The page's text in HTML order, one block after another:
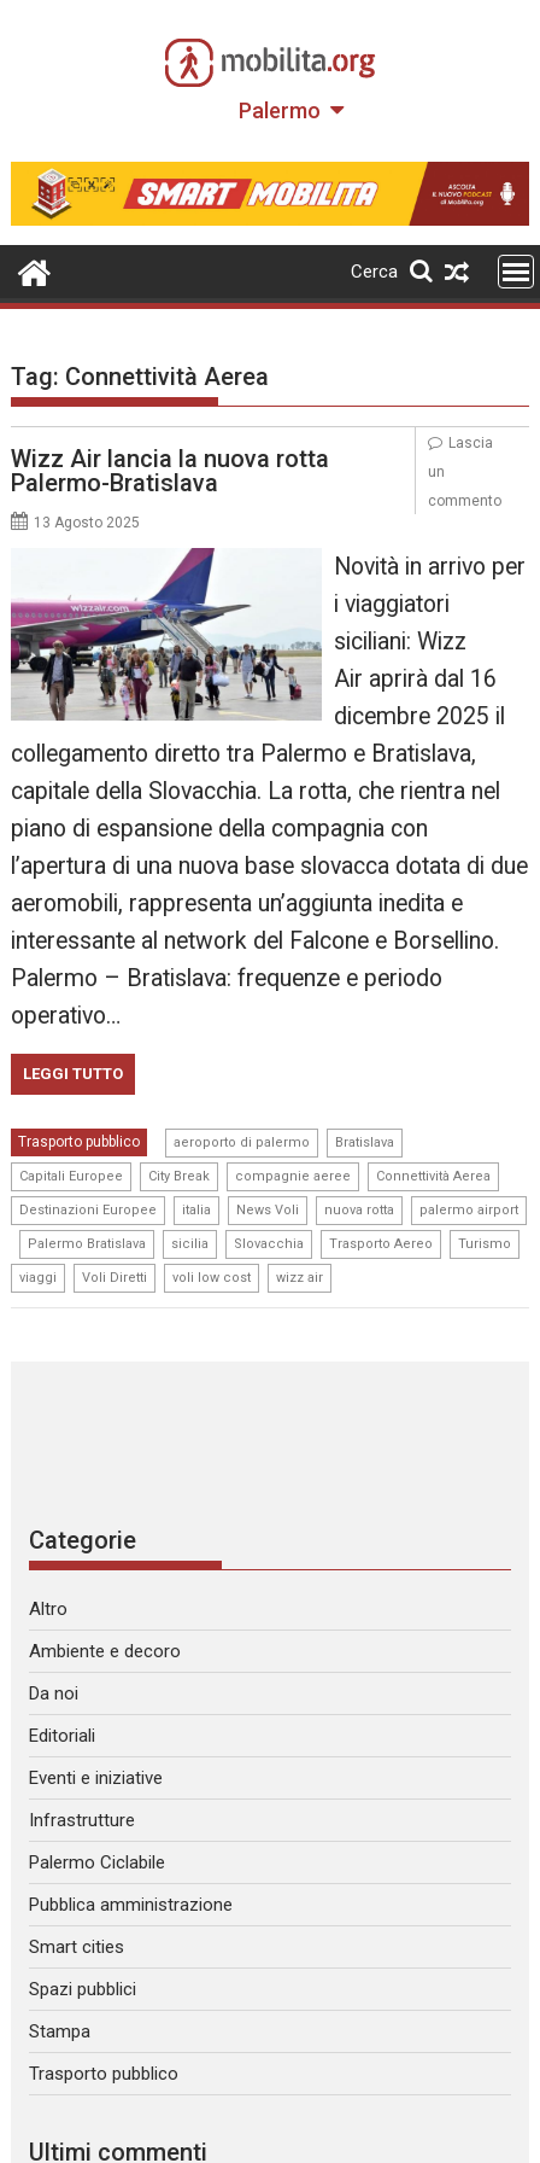
Palermo
Cerca
Tag: Connettività Aerea
Wizz Air lancia la nuova rotta
Palermo-Bratislava
13 Agosto 2025
Novità in arrivo per
i viaggiatori
siciliani: Wizz
Air aprirà dal 16
dicembre 2025 il
collegamento diretto tra Palermo e Bratislava,
capitale della Slovacchia. La rotta, che rientra nel
piano di espansione della compagnia con
l’apertura di una nuova base slovacca dotata di due
aeromobili, rappresenta un’aggiunta inedita e
interessante al network del Falcone e Borsellino.
Palermo – Bratislava: frequenze e periodo
operativo…
LEGGI TUTTO
Trasporto pubblico aeroporto di palermo Bratislava
Capitali Europee City Break compagnie aeree Connettività Aerea
Destinazioni Europee italia News Voli nuova rotta palermo airport
Palermo Bratislava sicilia Slovacchia Trasporto Aereo Turismo
viaggi Voli Diretti voli low cost wizz air
Lascia
un
commento
Categorie
Altro
Ambiente e decoro
Da noi
Editoriali
Eventi e iniziative
Infrastrutture
Palermo Ciclabile
Pubblica amministrazione
Smart cities
Spazi pubblici
Stampa
Trasporto pubblico
Ultimi commenti